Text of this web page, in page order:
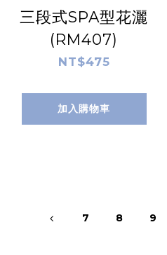
三段式SPA型花灑
(RM407)
NT$475
加入購物車
7 8 9